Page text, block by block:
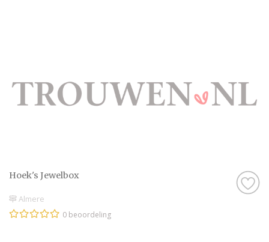
Hoek's Jewelbox
Almere
0 beoordeling